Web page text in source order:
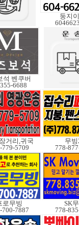
둥지
석 벤쿠버
6688
거리,귀국
779-5709
무
778-
로무빙
700-7887
SK
778-